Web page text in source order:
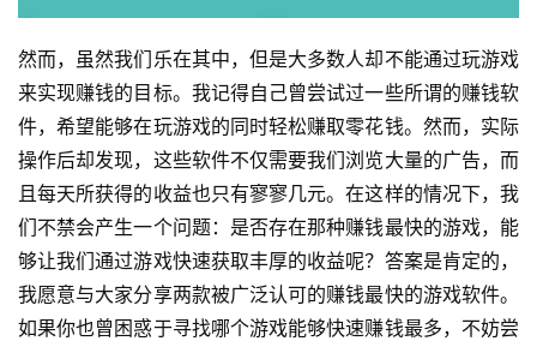
然而，虽然我们乐在其中，但是大多数人却不能通过玩游戏
来实现赚钱的目标。我记得自己曾尝试过一些所谓的赚钱软
件，希望能够在玩游戏的同时轻松赚取零花钱。然而，实际
操作后却发现，这些软件不仅需要我们浏览大量的广告，而
且每天所获得的收益也只有寥寥几元。在这样的情况下，我
们不禁会产生一个问题：是否存在那种赚钱最快的游戏，能
够让我们通过游戏快速获取丰厚的收益呢？答案是肯定的，
我愿意与大家分享两款被广泛认可的赚钱最快的游戏软件。
如果你也曾困惑于寻找哪个游戏能够快速赚钱最多，不妨尝